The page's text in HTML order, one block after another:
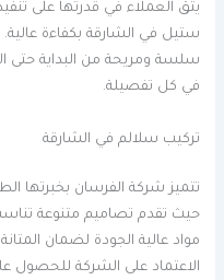
يثق العملاء في قدرتها على
ستيل في الشارقة بكفاءة عالية.
سلسة ومريحة من البداية حتى
في كل تفصيلة.
تركيب سلالم في الشارقة
تتميز شركة الفرسان بخبرتها
حيث تقدم تصاميم متنوعة
مواد عالية الجودة لضمان
الاعتماد على الشركة للحصول